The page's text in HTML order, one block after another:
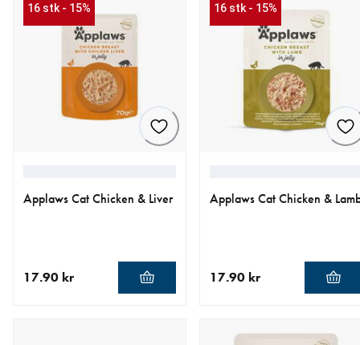
16 stk - 15%
Applaws Cat Chicken & Liver
17.90 kr
16 stk - 15%
Applaws Cat Chicken &
17.90 kr